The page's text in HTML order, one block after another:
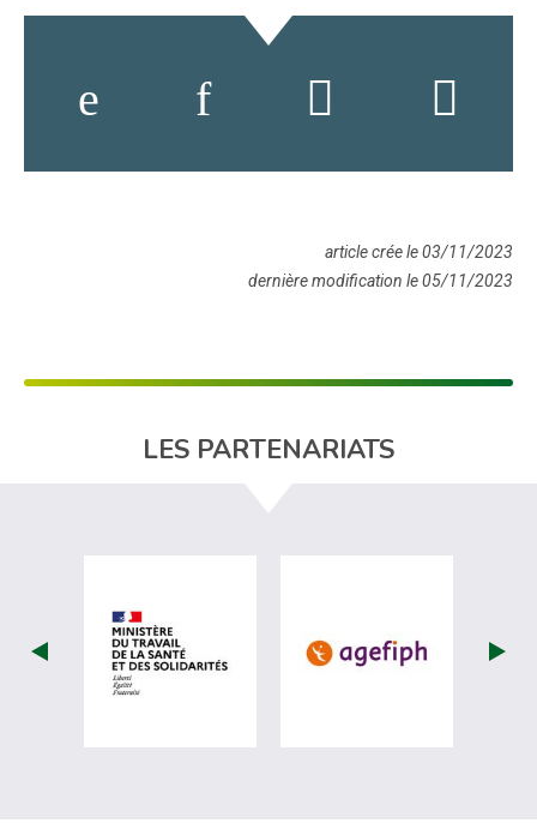
article crée le 03/11/2023
dernière modification le 05/11/2023
LES PARTENARIATS
visiter les site de Ministère du travail
visiter les